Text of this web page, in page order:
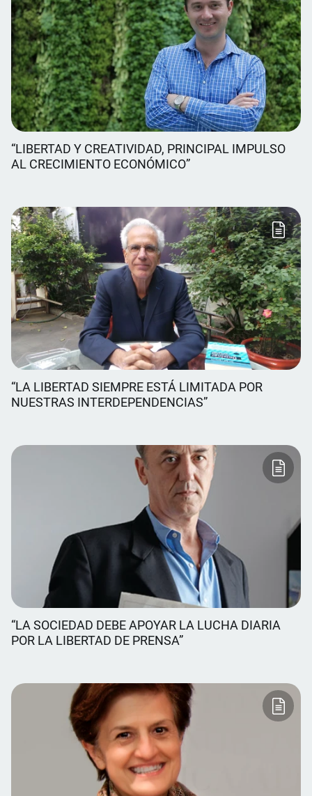
“LIBERTAD Y CREATIVIDAD, PRINCIPAL IMPULSO
AL CRECIMIENTO ECONÓMICO”
“LA LIBERTAD SIEMPRE ESTÁ LIMITADA POR
NUESTRAS INTERDEPENDENCIAS”
“LA SOCIEDAD DEBE APOYAR LA LUCHA DIARIA
POR LA LIBERTAD DE PRENSA”